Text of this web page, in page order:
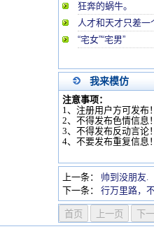
狂奔的蜗牛。
人才和天才只差一
“宅女”“宅男”
我来模仿
注意事项：
1、注册用户方可发布！
2、不得发布色情信息！
3、不得发布反动言论！
4、不要发布重复信息！
上一条：
帅到没朋友.
下一条：
行万里路，